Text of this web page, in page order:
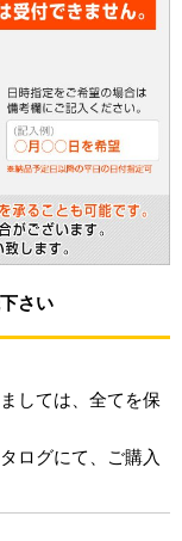
さい
しては、全てを保
ログにて、ご購入